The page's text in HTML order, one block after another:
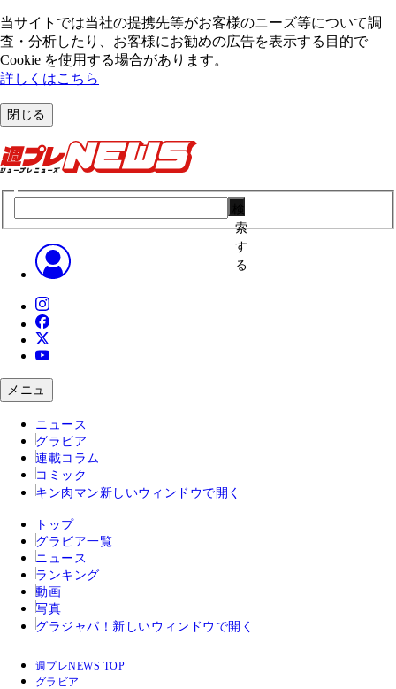
当サイトでは当社の提携先等がお客様のニーズ等について調
査・分析したり、お客様にお勧めの広告を表⽰する⽬的で
Cookie を使⽤する場合があります。
詳しくはこちら
閉じる
索
す
る
メニュ
ニュース
グラビア
連載コラム
コミック
キン肉マン 新しいウィンドウで開く
トップ
グラビア一覧
ニュース
ランキング
動画
写真
グラジャパ！ 新しいウィンドウで開く
週プレNEWS TOP
グラビア